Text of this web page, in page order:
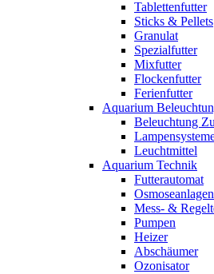
Tablettenfutter
Sticks & Pellets
Granulat
Spezialfutter
Mixfutter
Flockenfutter
Ferienfutter
Aquarium
Beleuchtung
Leuchtmittel
Aquarium Technik
Futterautomat
Osmoseanlagen
Mess- &
Pumpen
Heizer
Abschäumer
Ozonisator